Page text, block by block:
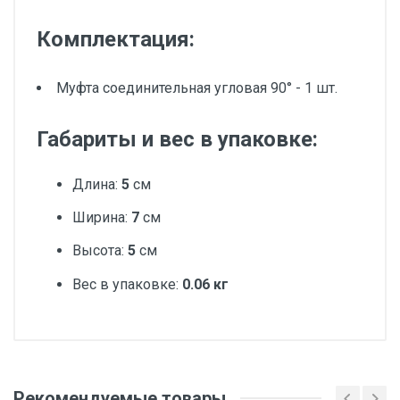
Комплектация:
Муфта соединительная угловая 90° - 1 шт.
Габариты и вес в упаковке:
Длина: 5 см
Ширина: 7 см
Высота: 5 см
Вес в упаковке: 0.06 кг
Вес